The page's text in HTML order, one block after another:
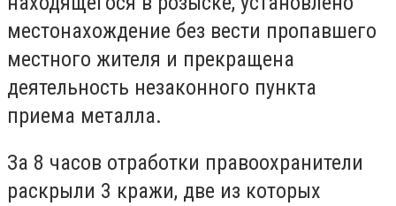
местонахождение без вести пропавшего
местного жителя и прекращена
деятельность незаконного пункта
приема металла.
За 8 часов отработки правоохранители
раскрыли 3 кражи, две из которых